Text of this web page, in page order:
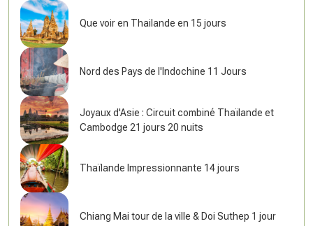
Que voir en Thailande en 15 jours
Nord des Pays de l'Indochine 11 Jours
Joyaux d'Asie : Circuit combiné Thaïlande et
Cambodge 21 jours 20 nuits
Thaïlande Impressionnante 14 jours
Chiang Mai tour de la ville & Doi Suthep 1 jour